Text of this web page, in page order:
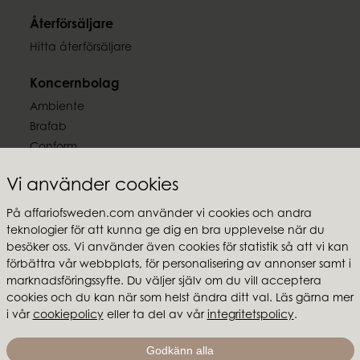
Vi använder cookies
På affariofsweden.com använder vi cookies och andra
teknologier för att kunna ge dig en bra upplevelse när du
besöker oss. Vi använder även cookies för statistik så att vi kan
förbättra vår webbplats, för personalisering av annonser samt i
marknadsföringssyfte. Du väljer själv om du vill acceptera
cookies och du kan när som helst ändra ditt val. Läs gärna mer
i vår cookiepolicyeller ta del av vår integritetspolicy.
Godkänn alla
7332793195315
Återförsäljare
Hitta återförsäljare
Koncernbolag
Ambiente
Brafab
Conform
MTI
Följ oss
Affari of Sweden
Om oss